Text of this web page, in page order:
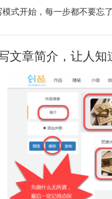
式开始，每一步都不要忘
文章简介，让人知